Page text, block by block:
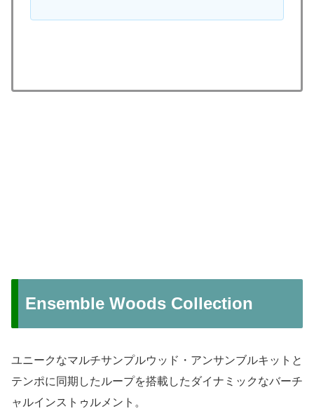
Ensemble Woods Collection
ユニークなマルチサンプルウッド・アンサンブルキットと
テンポに同期したループを搭載したダイナミックなバーチ
ャルインストゥルメント。